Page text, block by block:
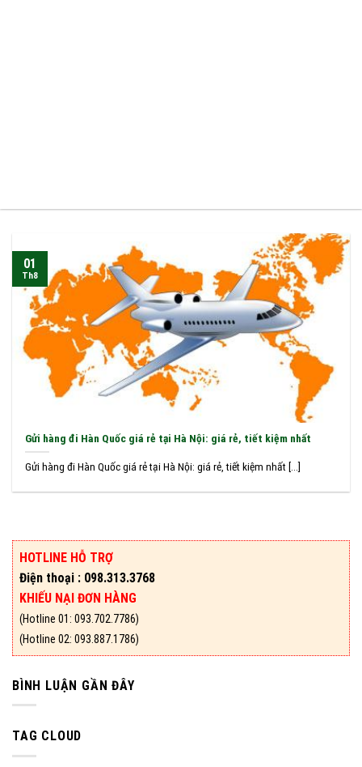
Gửi hàng đi Hàn Quốc giá rẻ tại Hà Nội: giá rẻ, tiết kiệm nhất
Gửi hàng đi Hàn Quốc giá rẻ tại Hà Nội: giá rẻ, tiết kiệm nhất [...]
01
Th8
HOTLINE HỖ TRỢ
Điện thoại : 098.313.3768
KHIẾU NẠI ĐƠN HÀNG
(Hotline 01: 093.702.7786)
(Hotline 02: 093.887.1786)
BÌNH LUẬN GẦN ĐÂY
TAG CLOUD